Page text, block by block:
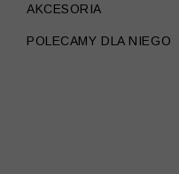
AKCESORIA
POLECAMY DLA NIEGO